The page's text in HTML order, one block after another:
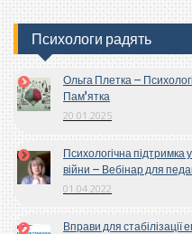
Психологи радять
Ольга Плетка –
Пам’ятка
20.01.2025
Психологічна підтримка
війни – Вебінар для
01.04.2022
Вправи для стабілізації